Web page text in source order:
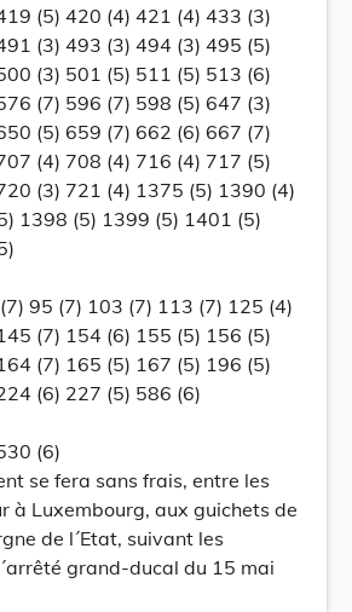
(5) 420 (4) 421 (4) 433 (3)
(3) 493 (3) 494 (3) 495 (5)
(3) 501 (5) 511 (5) 513 (6)
(7) 596 (7) 598 (5) 647 (3)
(5) 659 (7) 662 (6) 667 (7)
(4) 708 (4) 716 (4) 717 (5)
(3) 721 (4) 1375 (5) 1390 (4)
1398 (5) 1399 (5) 1401 (5)
95 (7) 103 (7) 113 (7) 125 (4)
(7) 154 (6) 155 (5) 156 (5)
(7) 165 (5) 167 (5) 196 (5)
(6) 227 (5) 586 (6)
(6)
se fera sans frais, entre les
à Luxembourg, aux guichets de
de l´Etat, suivant les
grand-ducal du 15 mai